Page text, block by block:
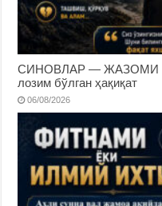
СИНОВЛАР — ЖАЗОМИ
лозим бўлган ҳақиқат
06/08/2026